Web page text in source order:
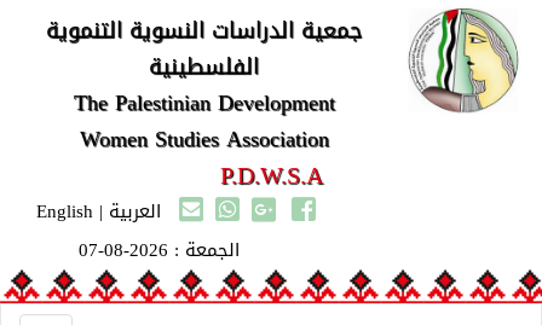
جمعية الدراسات النسوية التنموية
الفلسطينية
The Palestinian Development
Women Studies Association
P.D.W.S.A
العربية |
English
الجمعة : 2026-08-07